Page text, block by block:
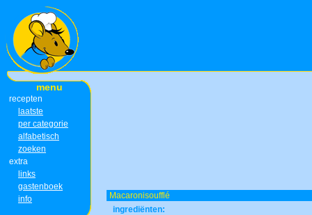
menu
recepten
laatste
per categorie
alfabetisch
zoeken
extra
links
gastenboek
info
Macaronisoufflé
ingrediënten: